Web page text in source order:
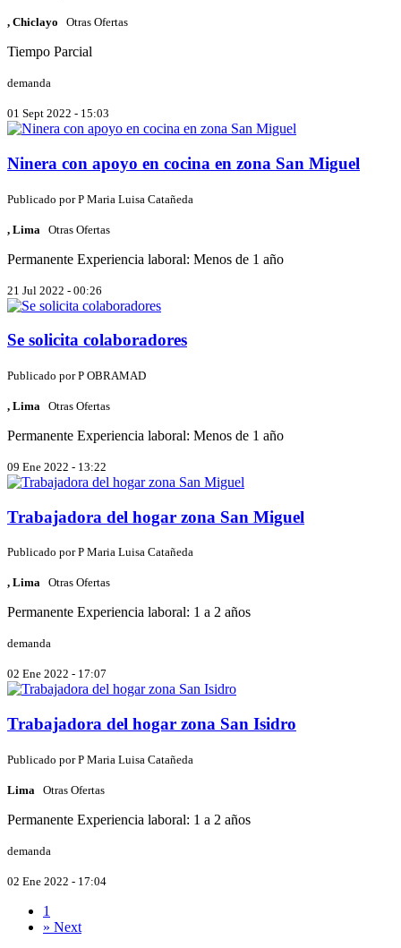
, Chiclayo Otras Ofertas
Tiempo Parcial
demanda
01 Sept 2022 - 15:03
Ninera con apoyo en cocina en zona San Miguel
Publicado porP Maria Luisa Catañeda
, Lima Otras Ofertas
Permanente Experiencia laboral: Menos de 1 año
21 Jul 2022 - 00:26
Se solicita colaboradores
Publicado porP OBRAMAD
, Lima Otras Ofertas
Permanente Experiencia laboral: Menos de 1 año
09 Ene 2022 - 13:22
Trabajadora del hogar zona San Miguel
Publicado porP Maria Luisa Catañeda
, Lima Otras Ofertas
Permanente Experiencia laboral: 1 a 2 años
demanda
02 Ene 2022 - 17:07
Trabajadora del hogar zona San Isidro
Publicado porP Maria Luisa Catañeda
Lima Otras Ofertas
Permanente Experiencia laboral: 1 a 2 años
demanda
02 Ene 2022 - 17:04
1
» Next